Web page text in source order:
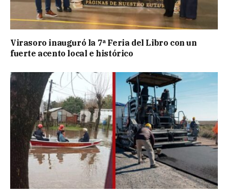
Virasoro inauguró la 7ª Feria del Libro con un
fuerte acento local e histórico